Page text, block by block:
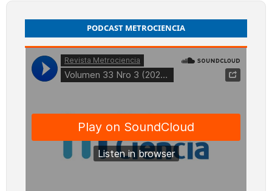
PODCAST METROCIENCIA